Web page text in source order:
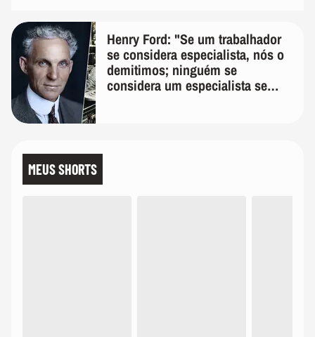
Henry Ford: "Se um trabalhador
se considera especialista, nós o
demitimos; ninguém se
considera um especialista se
MEUS SHORTS